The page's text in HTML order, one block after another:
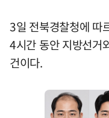
3일 전북경찰청에 따
4시간 동안 지방선거
건이다.